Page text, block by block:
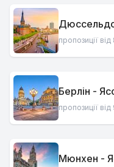
пропозиції
Берлін -
пропозиції
Мюнхен -